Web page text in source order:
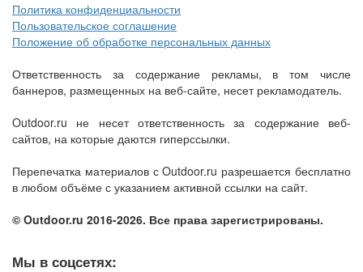
Политика конфиденциальности
Пользовательское соглашение
Положение об обработке персональных данных
Ответственность за содержание рекламы, в том числе
баннеров, размещенных на веб-сайте, несет рекламодатель.
Outdoor.ru не несет ответственность за содержание веб-
сайтов, на которые даются гиперссылки.
Перепечатка материалов с Outdoor.ru разрешается бесплатно
в любом объёме с указанием активной ссылки на сайт.
© Outdoor.ru 2016-2026. Все права зарегистрированы.
Мы в соцсетях: